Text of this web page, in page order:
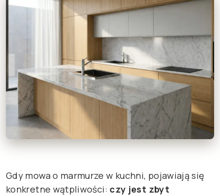
Gdy mowa o marmurze w kuchni, pojawiają się
konkretne wątpliwości: czy jest zbyt